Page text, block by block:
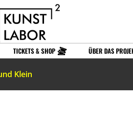
TICKETS & SHOP ÜBER DAS
Klein